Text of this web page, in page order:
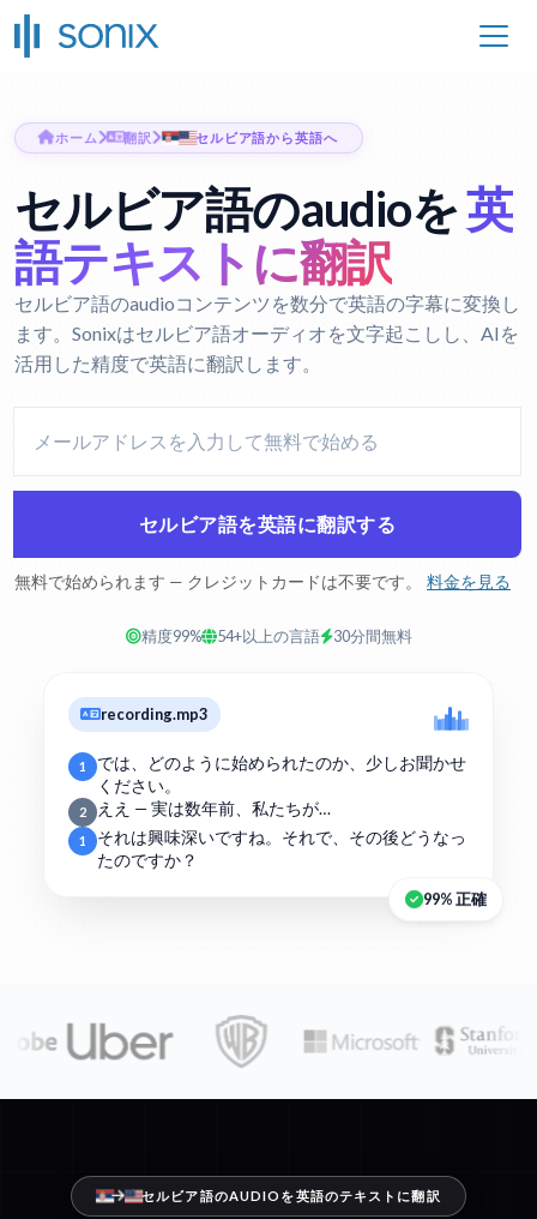
ホーム 翻訳 セルビア語から英語へ
セルビア語のaudioを英
語テキストに翻訳
セルビア語のaudioコンテンツを数分で英語の字幕に変換し
ます。Sonixはセルビア語オーディオを文字起こしし、AIを
活用した精度で英語に翻訳します。
セルビア語を英語に翻訳する
無料で始められます — クレジットカードは不要です。 料金を見る
精度99% 54+以上の言語 30分間無料
recording.mp3
1
では、どのように始められたのか、少しお聞かせ
ください。
2 ええ — 実は数年前、私たちが…
1
それは興味深いですね。それで、その後どうなっ
たのですか？
99% 正確
セルビア語のAUDIOを英語のテキストに翻訳